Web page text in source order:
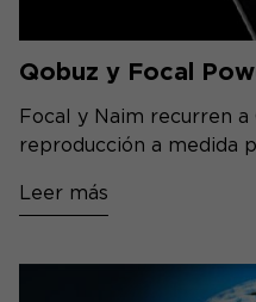
Qobuz y Focal
Focal y Naim recurren
reproducción a medida
Leer más